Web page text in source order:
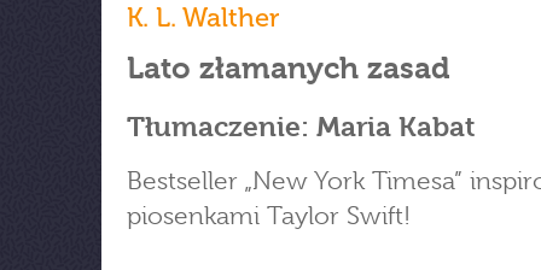
K. L. Walther
Lato złamanych zasad
Tłumaczenie: Maria Kabat
Bestseller „New York Timesa”
piosenkami Taylor Swift!